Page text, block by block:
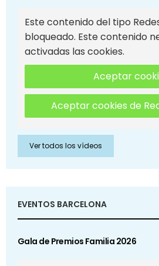
Este contenido del tipo
bloqueado. Este contenido
activadas las cookies.
Aceptar
Aceptar cookies de
Ver todos los vídeos
EVENTOS BARCELONA
Gala de Premios Familia 2026